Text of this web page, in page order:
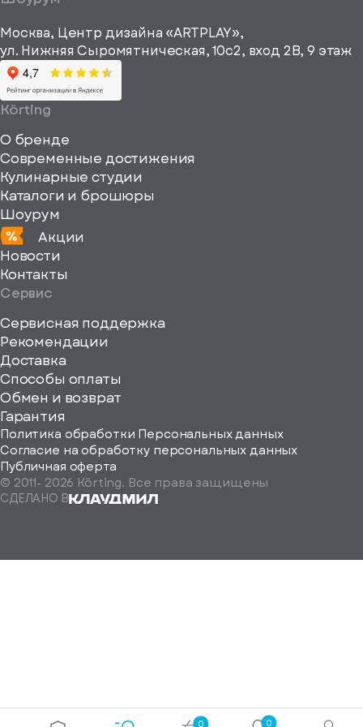
рекламные и
информационные
материалы
viewBox="0
0
Москва, Центр дизайна «ARTPLAY»,
ул. Нижняя Сыромятническая, 10с2, вход 2B, 9 этаж
Körting
О бренде
Современные достижения
Кулинарные студии
Каталоги и брошюры
Шоурум
Акции
Новости
Контакты
Сервис
Сервисная поддержка
Рекомендации
Доставка
Способы оплаты
Обмен и возврат
Гарантия
Политика обработки Персональных данных
Согласие на обработку персональных данных
Публичная оферта
© 2011- 2026 Körting. Все права защищены
СДЕЛАНО В
0 0
Определить
на-